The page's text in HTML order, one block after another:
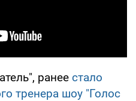
ранее стало
тренера шоу "Голос